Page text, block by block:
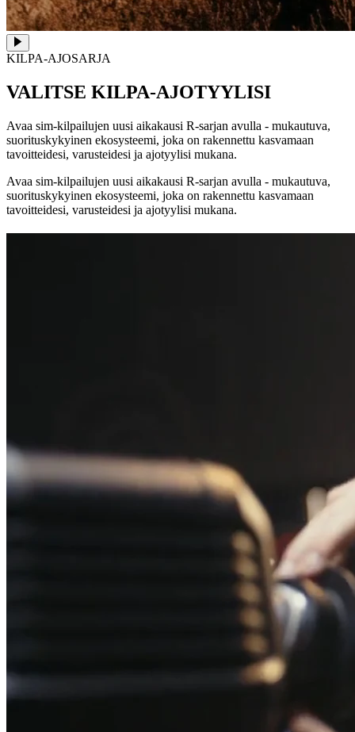
KILPA-AJOSARJA
VALITSE KILPA-AJOTYYLISI
Avaa sim-kilpailujen uusi aikakausi R-sarjan avulla - mukautuva,
suorituskykyinen ekosysteemi, joka on rakennettu kasvamaan
tavoitteidesi, varusteidesi ja ajotyylisi mukana.
Avaa sim-kilpailujen uusi aikakausi R-sarjan avulla - mukautuva,
suorituskykyinen ekosysteemi, joka on rakennettu kasvamaan
tavoitteidesi, varusteidesi ja ajotyylisi mukana.